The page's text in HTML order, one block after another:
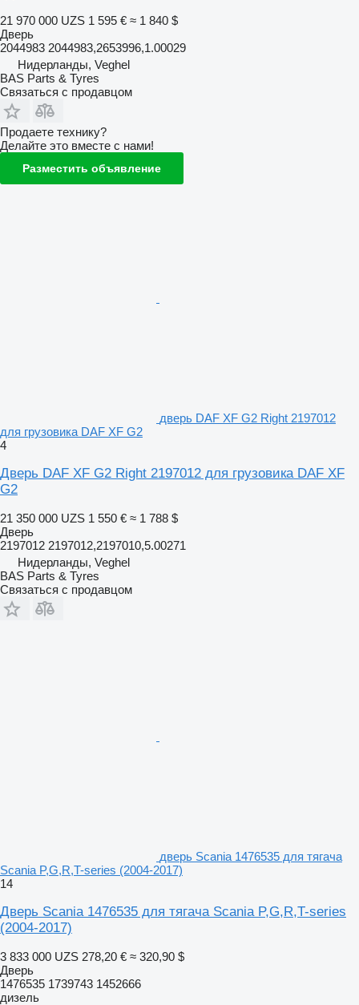
21 970 000 UZS 1 595 € ≈ 1 840 $
Дверь
2044983 2044983,2653996,1.00029
Нидерланды, Veghel
BAS Parts & Tyres
Связаться с продавцом
Продаете технику?
Делайте это вместе с нами!
Разместить объявление
дверь DAF XF G2 Right 2197012
для грузовика DAF XF G2
4
Дверь DAF XF G2 Right 2197012 для грузовика DAF XF
G2
21 350 000 UZS 1 550 € ≈ 1 788 $
Дверь
2197012 2197012,2197010,5.00271
Нидерланды, Veghel
BAS Parts & Tyres
Связаться с продавцом
дверь Scania 1476535 для тягача
Scania P,G,R,T-series (2004-2017)
14
Дверь Scania 1476535 для тягача Scania P,G,R,T-series
(2004-2017)
3 833 000 UZS 278,20 € ≈ 320,90 $
Дверь
1476535 1739743 1452666
дизель